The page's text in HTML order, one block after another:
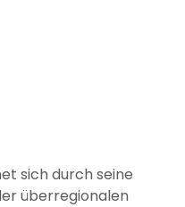
sich durch seine
überregionalen